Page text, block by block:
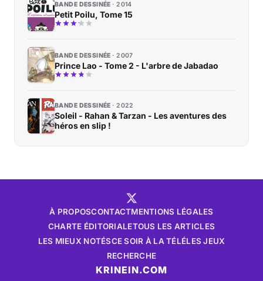
BANDE DESSINÉE 2014
Petit Poilu, Tome 15
BANDE DESSINÉE 2007
Prince Lao - Tome 2 - L'arbre de Jabadao
BANDE DESSINÉE 2022
Soleil - Rahan & Tarzan - Les aventures des
héros en slip !
À PROPOSCONTACTMENTIONS LÉGALES
CHARTE ÉDITORIALETOUS LES ARTICLES
LES MIEUX NOTÉSCE SOIR À LA TÉLÉLES JEUX
RECHERCHE
KRINEIN.COM